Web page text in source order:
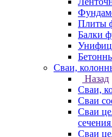
Плиты
Балки
Сваи,
Назад
Сваи,
Сваи
Сваи
Сваи